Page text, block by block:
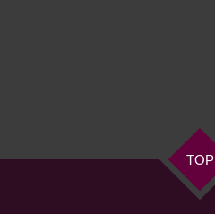
TOP